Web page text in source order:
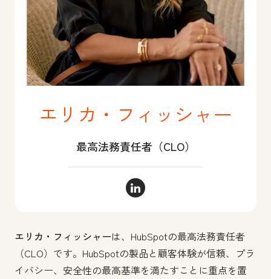
エリカ・フィッシャー
最高法務責任者（CLO）
エリカ・フィッシャー LinkedIn
エリカ・フィッシャーは、HubSpotの最高法務責任者
（CLO）です。 HubSpotの製品と顧客体験が信頼、プラ
イバシー、安全性の最高基準を満たすことに重点を置